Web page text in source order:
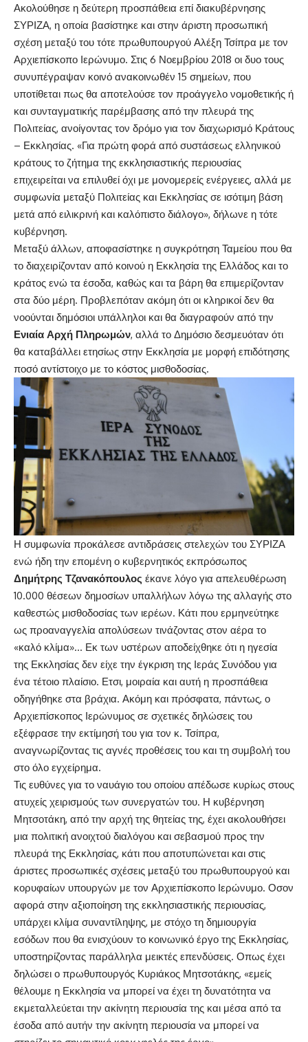
Ακολούθησε η δεύτερη προσπάθεια επί διακυβέρνησης
ΣΥΡΙΖΑ, η οποία βασίστηκε και στην άριστη προσωπική
σχέση μεταξύ του τότε πρωθυπουργού Αλέξη Τσίπρα με τον
Αρχιεπίσκοπο Ιερώνυμο. Στις 6 Νοεμβρίου 2018 οι δυο τους
συνυπέγραψαν κοινό ανακοινωθέν 15 σημείων, που
υποτίθεται πως θα αποτελούσε τον προάγγελο νομοθετικής ή
και συνταγματικής παρέμβασης από την πλευρά της
Πολιτείας, ανοίγοντας τον δρόμο για τον διαχωρισμό Κράτους
– Εκκλησίας. «Για πρώτη φορά από συστάσεως ελληνικού
κράτους το ζήτημα της εκκλησιαστικής περιουσίας
επιχειρείται να επιλυθεί όχι με μονομερείς ενέργειες, αλλά με
συμφωνία μεταξύ Πολιτείας και Εκκλησίας σε ισότιμη βάση
μετά από ειλικρινή και καλόπιστο διάλογο», δήλωνε η τότε
κυβέρνηση.
Μεταξύ άλλων, αποφασίστηκε η συγκρότηση Ταμείου που θα
το διαχειρίζονταν από κοινού η Εκκλησία της Ελλάδος και το
κράτος ενώ τα έσοδα, καθώς και τα βάρη θα επιμερίζονταν
στα δύο μέρη. Προβλεπόταν ακόμη ότι οι κληρικοί δεν θα
νοούνται δημόσιοι υπάλληλοι και θα διαγραφούν από την
Ενιαία Αρχή Πληρωμών, αλλά το Δημόσιο δεσμευόταν ότι
θα καταβάλλει ετησίως στην Εκκλησία με μορφή επιδότησης
ποσό αντίστοιχο με το κόστος μισθοδοσίας.
Η συμφωνία προκάλεσε αντιδράσεις στελεχών του ΣΥΡΙΖΑ
ενώ ήδη την επομένη ο κυβερνητικός εκπρόσωπος
Δημήτρης Τζανακόπουλος έκανε λόγο για απελευθέρωση
10.000 θέσεων δημοσίων υπαλλήλων λόγω της αλλαγής στο
καθεστώς μισθοδοσίας των ιερέων. Κάτι που ερμηνεύτηκε
ως προαναγγελία απολύσεων τινάζοντας στον αέρα το
«καλό κλίμα»… Εκ των υστέρων αποδείχθηκε ότι η ηγεσία
της Εκκλησίας δεν είχε την έγκριση της Ιεράς Συνόδου για
ένα τέτοιο πλαίσιο. Ετσι, μοιραία και αυτή η προσπάθεια
οδηγήθηκε στα βράχια. Ακόμη και πρόσφατα, πάντως, ο
Αρχιεπίσκοπος Ιερώνυμος σε σχετικές δηλώσεις του
εξέφρασε την εκτίμησή του για τον κ. Τσίπρα,
αναγνωρίζοντας τις αγνές προθέσεις του και τη συμβολή του
στο όλο εγχείρημα.
Τις ευθύνες για το ναυάγιο του οποίου απέδωσε κυρίως στους
ατυχείς χειρισμούς των συνεργατών του. Η κυβέρνηση
Μητσοτάκη, από την αρχή της θητείας της, έχει ακολουθήσει
μια πολιτική ανοιχτού διαλόγου και σεβασμού προς την
πλευρά της Εκκλησίας, κάτι που αποτυπώνεται και στις
άριστες προσωπικές σχέσεις μεταξύ του πρωθυπουργού και
κορυφαίων υπουργών με τον Αρχιεπίσκοπο Ιερώνυμο. Οσον
αφορά στην αξιοποίηση της εκκλησιαστικής περιουσίας,
υπάρχει κλίμα συναντίληψης, με στόχο τη δημιουργία
εσόδων που θα ενισχύουν το κοινωνικό έργο της Εκκλησίας,
υποστηρίζοντας παράλληλα μεικτές επενδύσεις. Οπως έχει
δηλώσει ο πρωθυπουργός Κυριάκος Μητσοτάκης, «εμείς
θέλουμε η Εκκλησία να μπορεί να έχει τη δυνατότητα να
εκμεταλλεύεται την ακίνητη περιουσία της και μέσα από τα
έσοδα από αυτήν την ακίνητη περιουσία να μπορεί να